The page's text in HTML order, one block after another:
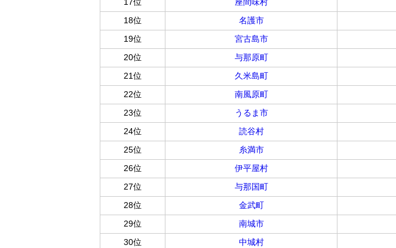
17位
座間味村
18位
名護市
19位
宮古島市
20位
与那原町
21位
久米島町
22位
南風原町
23位
うるま市
24位
読谷村
25位
糸満市
26位
伊平屋村
27位
与那国町
28位
金武町
29位
南城市
30位
中城村